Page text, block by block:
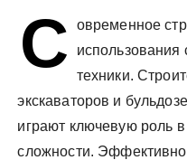
С
овременное
использования
техники.
экскаваторов и
играют ключевую роль
сложности.